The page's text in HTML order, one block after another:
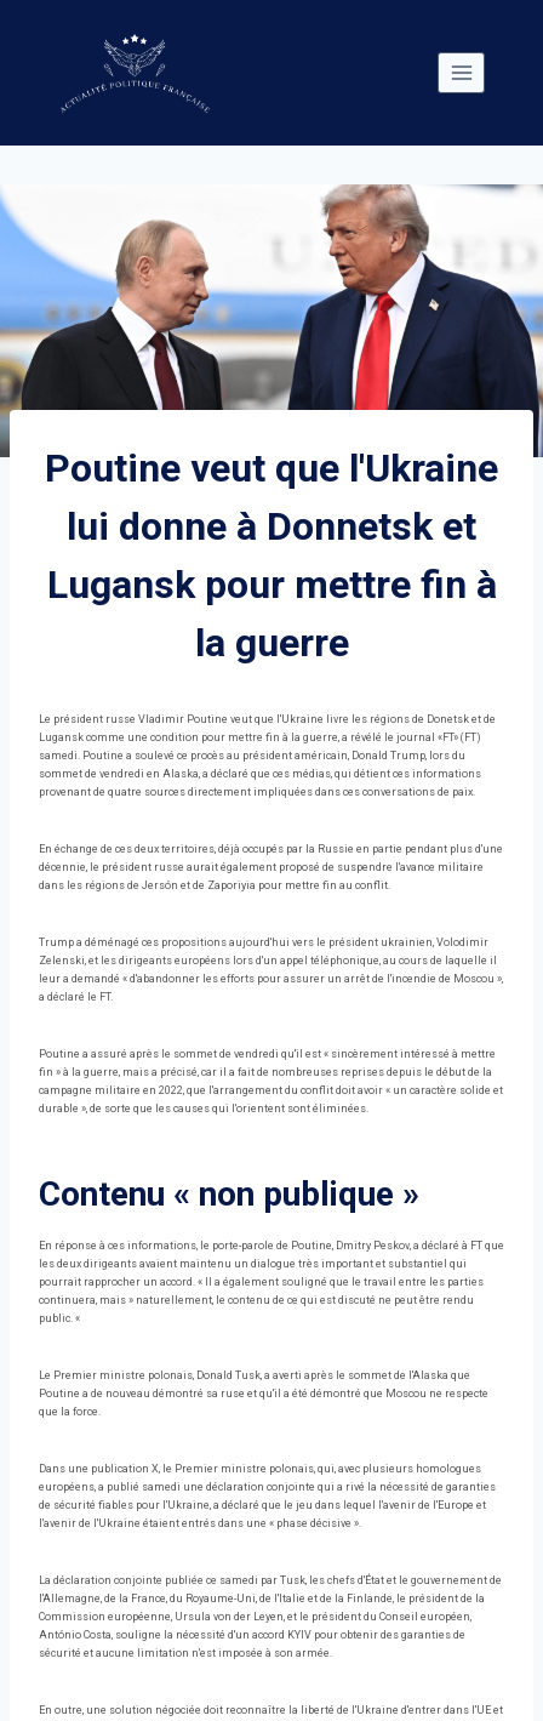
Poutine veut que l'Ukraine
lui donne à Donnetsk et
Lugansk pour mettre fin à
la guerre
Le président russe Vladimir Poutine veut que l'Ukraine livre les régions de Donetsk et de
Lugansk comme une condition pour mettre fin à la guerre, a révélé le journal «FT» (FT)
samedi. Poutine a soulevé ce procès au président américain, Donald Trump, lors du
sommet de vendredi en Alaska, a déclaré que ces médias, qui détient ces informations
provenant de quatre sources directement impliquées dans ces conversations de paix.
En échange de ces deux territoires, déjà occupés par la Russie en partie pendant plus d'une
décennie, le président russe aurait également proposé de suspendre l'avance militaire
dans les régions de Jersón et de Zaporiyia pour mettre fin au conflit.
Trump a déménagé ces propositions aujourd'hui vers le président ukrainien, Volodimir
Zelenski, et les dirigeants européens lors d'un appel téléphonique, au cours de laquelle il
leur a demandé « d'abandonner les efforts pour assurer un arrêt de l'incendie de Moscou »,
a déclaré le FT.
Poutine a assuré après le sommet de vendredi qu'il est « sincèrement intéressé à mettre
fin » à la guerre, mais a précisé, car il a fait de nombreuses reprises depuis le début de la
campagne militaire en 2022, que l'arrangement du conflit doit avoir « un caractère solide et
durable », de sorte que les causes qui l'orientent sont éliminées.
Contenu « non publique »
En réponse à ces informations, le porte-parole de Poutine, Dmitry Peskov, a déclaré à FT que
les deux dirigeants avaient maintenu un dialogue très important et substantiel qui
pourrait rapprocher un accord. « Il a également souligné que le travail entre les parties
continuera, mais » naturellement, le contenu de ce qui est discuté ne peut être rendu
public. «
Le Premier ministre polonais, Donald Tusk, a averti après le sommet de l'Alaska que
Poutine a de nouveau démontré sa ruse et qu'il a été démontré que Moscou ne respecte
que la force.
Dans une publication X, le Premier ministre polonais, qui, avec plusieurs homologues
européens, a publié samedi une déclaration conjointe qui a rivé la nécessité de garanties
de sécurité fiables pour l'Ukraine, a déclaré que le jeu dans lequel l'avenir de l'Europe et
l'avenir de l'Ukraine étaient entrés dans une « phase décisive ».
La déclaration conjointe publiée ce samedi par Tusk, les chefs d'État et le gouvernement de
l'Allemagne, de la France, du Royaume-Uni, de l'Italie et de la Finlande, le président de la
Commission européenne, Ursula von der Leyen, et le président du Conseil européen,
António Costa, souligne la nécessité d'un accord KYIV pour obtenir des garanties de
sécurité et aucune limitation n'est imposée à son armée.
En outre, une solution négociée doit reconnaître la liberté de l'Ukraine d'entrer dans l'UE et